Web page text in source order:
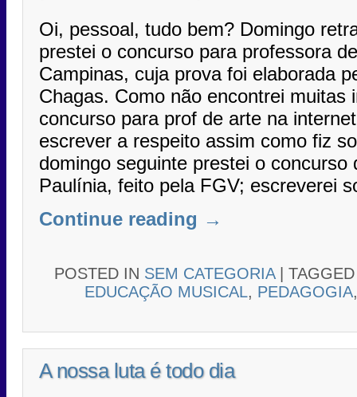
Oi, pessoal, tudo bem? Domingo
prestei o concurso para professora
Campinas, cuja prova foi elaborada
Chagas. Como não encontrei muitas
concurso para prof de arte na
escrever a respeito assim como fiz
domingo seguinte prestei o concurso
Paulínia, feito pela FGV; escreverei
Continue reading →
POSTED IN SEM CATEGORIA |
EDUCAÇÃO MUSICAL, PEDAGOGIA
A nossa luta é todo dia